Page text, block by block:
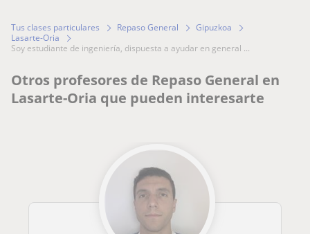
Tus clases particulares Repaso General
Gipuzkoa
Lasarte-Oria
soy estudiante de ingeniería, dispuesta a ayudar en general ...
Otros profesores de Repaso General en
Lasarte-Oria que pueden interesarte